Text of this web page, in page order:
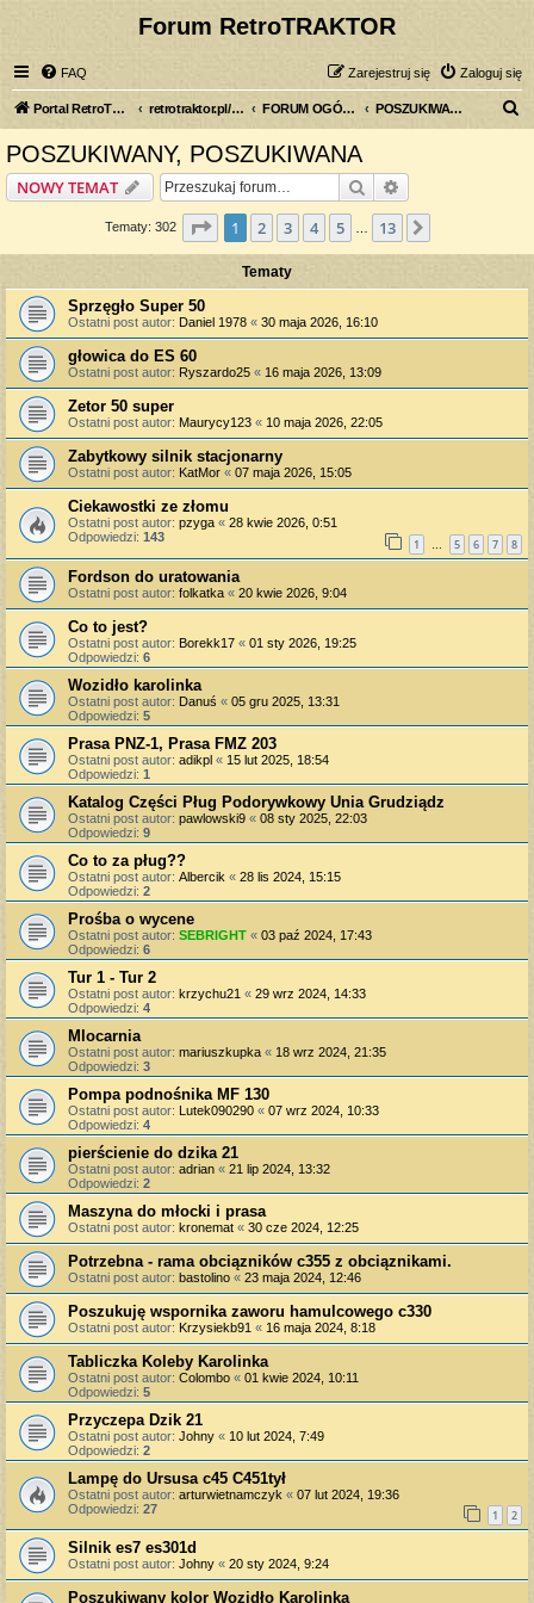
Forum RetroTRAKTOR
FAQ Zaloguj się
Zarejestruj się
Portal RetroTRAKTOR.pl retrotraktor.pl/forum FORUM OGÓLNE POSZUKIWANY, POSZUKIWANA
POSZUKIWANY, POSZUKIWANA
NOWY TEMAT Szukaj
Tematy: 302 Strona1 z13
1 2 3 4 5 13
Tematy
Sprzęgło Super 50
Ostatni post autor: Daniel 1978 « 30 maja 2026, 16:10
głowica do ES 60
Ostatni post autor: Ryszardo25 « 16 maja 2026, 13:09
Zetor 50 super
Ostatni post autor: Maurycy123 « 10 maja 2026, 22:05
Zabytkowy silnik stacjonarny
Ostatni post autor: KatMor « 07 maja 2026, 15:05
Ciekawostki ze złomu
Ostatni post autor: pzyga « 28 kwie 2026, 0:51
Odpowiedzi: 143 1 … 5 6 7 8
Fordson do uratowania
Ostatni post autor: folkatka « 20 kwie 2026, 9:04
Co to jest?
Ostatni post autor: Borekk17 « 01 sty 2026, 19:25
Odpowiedzi: 6
Wozidło karolinka
Ostatni post autor: Danuś « 05 gru 2025, 13:31
Odpowiedzi: 5
Prasa PNZ-1, Prasa FMZ 203
Ostatni post autor: adikpl « 15 lut 2025, 18:54
Odpowiedzi: 1
Katalog Części Pług Podorywkowy Unia Grudziądz
Ostatni post autor: pawlowski9 « 08 sty 2025, 22:03
Odpowiedzi: 9
Co to za pług??
Ostatni post autor: Albercik « 28 lis 2024, 15:15
Odpowiedzi: 2
Prośba o wycene
Ostatni post autor: SEBRIGHT « 03 paź 2024, 17:43
Odpowiedzi: 6
Tur 1 - Tur 2
Ostatni post autor: krzychu21 « 29 wrz 2024, 14:33
Odpowiedzi: 4
Mlocarnia
Ostatni post autor: mariuszkupka « 18 wrz 2024, 21:35
Odpowiedzi: 3
Pompa podnośnika MF 130
Ostatni post autor: Lutek090290 « 07 wrz 2024, 10:33
Odpowiedzi: 4
pierścienie do dzika 21
Ostatni post autor: adrian « 21 lip 2024, 13:32
Odpowiedzi: 2
Maszyna do młocki i prasa
Ostatni post autor: kronemat « 30 cze 2024, 12:25
Potrzebna - rama obciązników c355 z obciąznikami.
Ostatni post autor: bastolino « 23 maja 2024, 12:46
Poszukuję wspornika zaworu hamulcowego c330
Ostatni post autor: Krzysiekb91 « 16 maja 2024, 8:18
Tabliczka Koleby Karolinka
Ostatni post autor: Colombo « 01 kwie 2024, 10:11
Odpowiedzi: 5
Przyczepa Dzik 21
Ostatni post autor: Johny « 10 lut 2024, 7:49
Odpowiedzi: 2
Lampę do Ursusa c45 C451tył
Ostatni post autor: arturwietnamczyk « 07 lut 2024, 19:36
Odpowiedzi: 27 1 2
Silnik es7 es301d
Ostatni post autor: Johny « 20 sty 2024, 9:24
Poszukiwany kolor Wozidło Karolinka